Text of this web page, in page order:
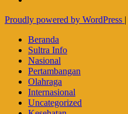
Proudly powered by WordPress |
Beranda
Sultra Info
Nasional
Pertambangan
Olahraga
Internasional
Uncategorized